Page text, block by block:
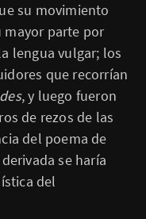
su movimiento
mayor parte por
lengua vulgar; los
que recorrían
, y luego fueron
de rezos de las
del poema de
se haría
del